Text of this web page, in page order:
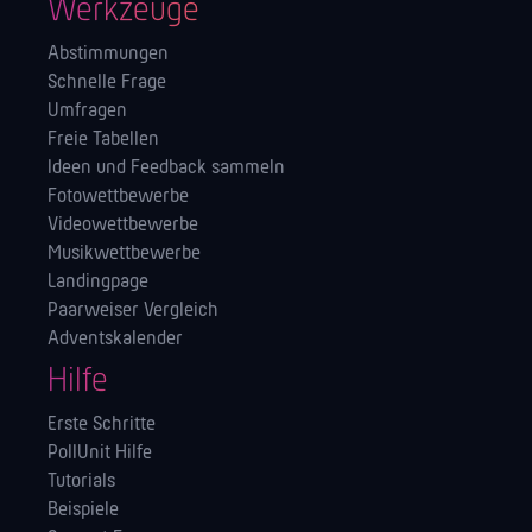
Werkzeuge
Abstimmungen
Schnelle Frage
Umfragen
Freie Tabellen
Ideen und Feedback sammeln
Fotowettbewerbe
Videowettbewerbe
Musikwettbewerbe
Landingpage
Paarweiser Vergleich
Adventskalender
Hilfe
Erste Schritte
PollUnit Hilfe
Tutorials
Beispiele